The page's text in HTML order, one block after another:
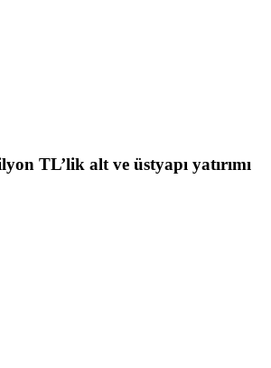
TL’lik alt ve üstyapı yatırımı